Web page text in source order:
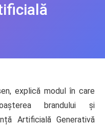
explică modul în care
brandului și
Artificială Generativă